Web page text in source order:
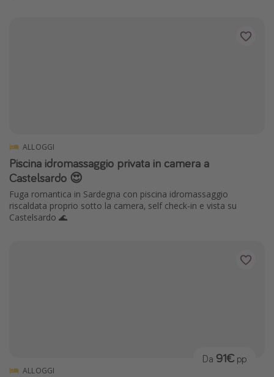
ALLOGGI
Piscina idromassaggio privata in camera a
Castelsardo 😍
Fuga romantica in Sardegna con piscina idromassaggio
riscaldata proprio sotto la camera, self check-in e vista su
Castelsardo 🌊
ALLOGGI
Da 91€ pp